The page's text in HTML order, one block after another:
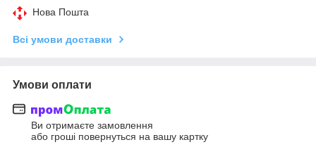
Нова Пошта
Всі умови доставки
Умови оплати
Ви отримаєте замовлення
або гроші повернуться на вашу картку